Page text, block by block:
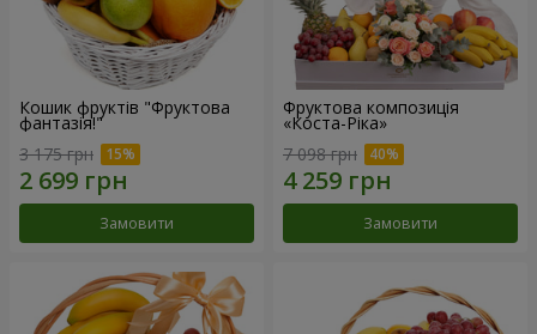
Кошик фруктів "Фруктова
фантазія!"
3 175 грн
Замовити
Фруктова композиція
«Коста-Ріка»
7 098 грн
Замовити